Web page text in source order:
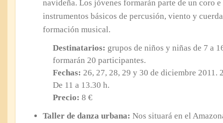
navideña. Los jóvenes formarán parte de un coro
instrumentos básicos de percusión, viento y
formación musical.
Destinatarios: grupos de niños y niñas de 7 a
formarán 20 participantes.
Fechas: 26, 27, 28, 29 y 30 de diciembre 2011.
De 11 a 13.30 h.
Precio: 8 €
Taller de danza urbana: Nos situará en el